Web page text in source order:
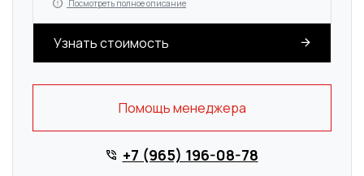
Посмотреть полное описание
Узнать стоимость
Помощь менеджера
+7 (965) 196-08-78